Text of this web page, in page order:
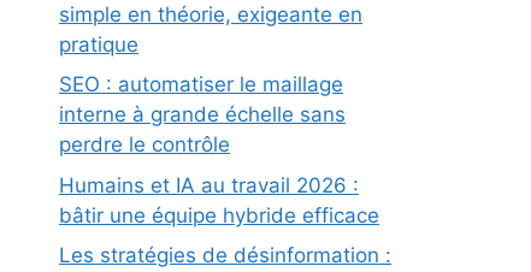
simple en théorie, exigeante en
pratique
SEO : automatiser le maillage
interne à grande échelle sans
perdre le contrôle
Humains et IA au travail 2026 :
bâtir une équipe hybride efficace
Les stratégies de désinformation :